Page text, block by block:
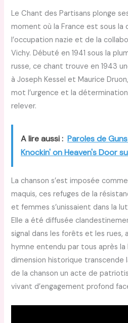
Le Chant des Partisans plonge
moment où la France est sous la
l’occupation nazie et de la
Vichy. Débuté en 1941 sous la
russe, ce chant trouve en 1943
à Joseph Kessel et Maurice
mot l’urgence et la
relever.
A lire aussi : Paroles de
Knockin' on Heaven's Door
La chanson s’est imposée
maquis, ces refuges de la
et femmes s’unissaient dans la
Elle a été diffusée
signal dans les forêts et les rues,
hymne entendu par tous après
dimension historique transcende
de la chanson un acte de
vivant d’engagement profond